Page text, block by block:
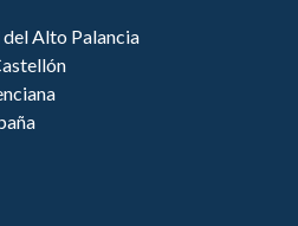
Alto Palancia